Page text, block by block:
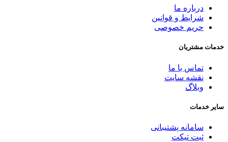
درباره ما
شرایط و قوانین
حریم خصوصی
خدمات مشتریان
تماس با ما
نقشه سایت
وبلاگ
سایر خدمات
سامانه پشتیبانی
ثبت تیکت